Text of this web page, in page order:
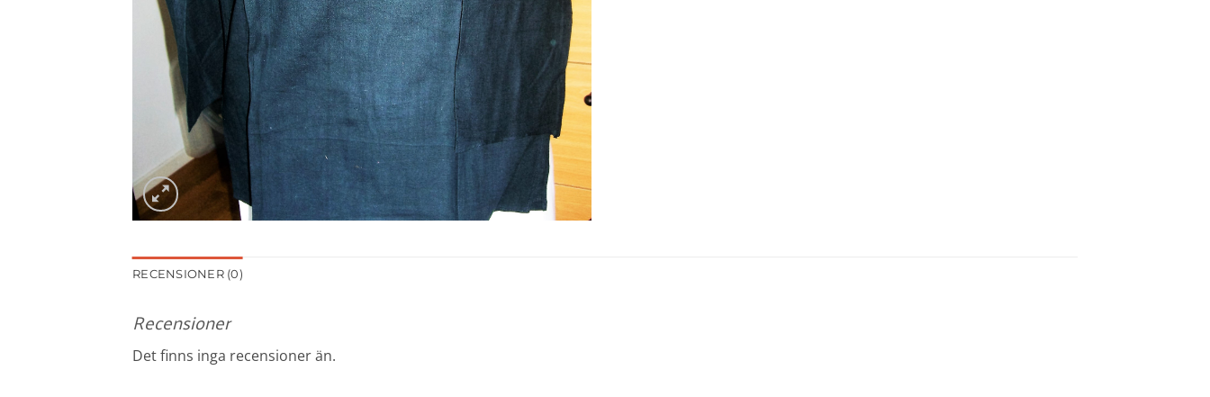
RECENSIONER (0)
Recensioner
Det finns inga recensioner än.